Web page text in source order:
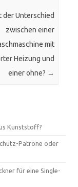
der Unterschied
zwischen einer
mit
Heizung und
einer ohne? →
Kunststoff?
Patrone oder
für eine Single-